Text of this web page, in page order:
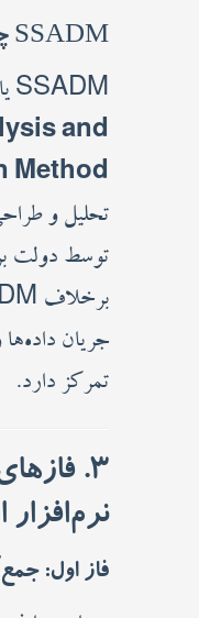
SSADM چیست؟
SSADM یا
and
Method
تحلیل و
توسط دولت
جریان
تمرکز دارد.
3.
نرم‌افزار
فاز اول: